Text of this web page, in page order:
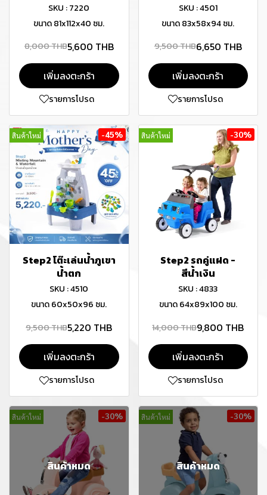
SKU : 7220
ขนาด 81x112x40 ซม.
8,000 THB5,600 THB
เพิ่มลงตะกร้า
รายการโปรด
SKU : 4501
ขนาด 83x58x94 ซม.
9,500 THB6,650 THB
เพิ่มลงตะกร้า
รายการโปรด
สินค้าใหม่ -45%
Step2 โต๊ะเล่นน้ำภูเขา
น้ำตก
SKU : 4510
ขนาด 60x50x96 ซม.
9,500 THB5,220 THB
เพิ่มลงตะกร้า
รายการโปรด
สินค้าใหม่ -30%
Step2 รถคู่แฝด -
สีน้ำเงิน
SKU : 4833
ขนาด 64x89x100 ซม.
14,000 THB9,800 THB
เพิ่มลงตะกร้า
รายการโปรด
สินค้าใหม่ -30%
สินค้าหมด
สินค้าใหม่ -30%
สินค้าหมด